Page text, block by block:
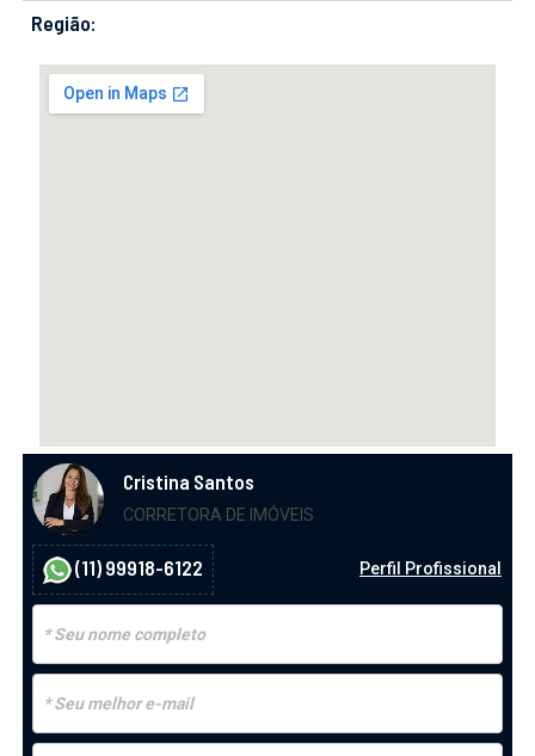
Região:
Cristina Santos
CORRETORA DE IMÓVEIS
(11) 99918-6122 Perfil Profissional